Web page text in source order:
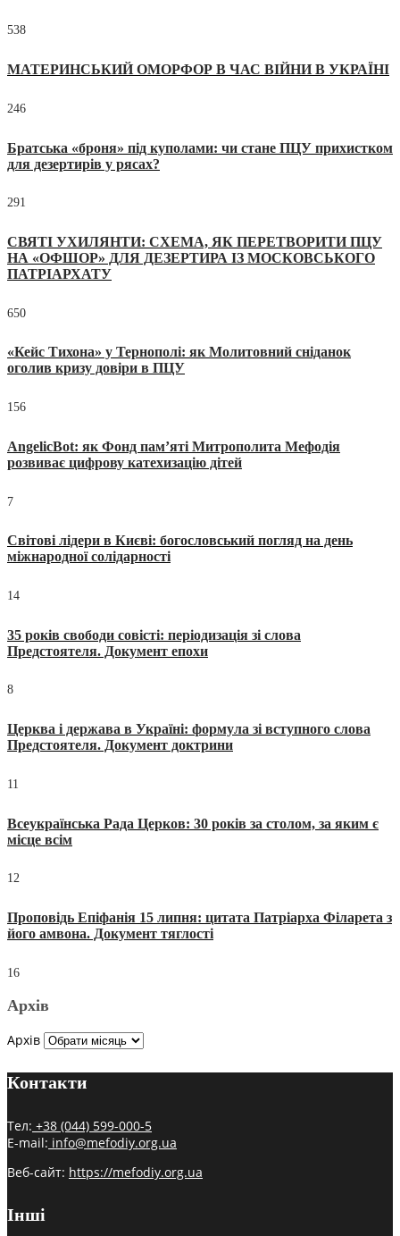
538
МАТЕРИНСЬКИЙ ОМОРФОР В ЧАС ВІЙНИ В УКРАЇНІ
246
Братська «броня» під куполами: чи стане ПЦУ прихистком
для дезертирів у рясах?
291
СВЯТІ УХИЛЯНТИ: СХЕМА, ЯК ПЕРЕТВОРИТИ ПЦУ
НА «ОФШОР» ДЛЯ ДЕЗЕРТИРА ІЗ МОСКОВСЬКОГО
ПАТРІАРХАТУ
650
«Кейс Тихона» у Тернополі: як Молитовний сніданок
оголив кризу довіри в ПЦУ
156
AngelicBot: як Фонд пам’яті Митрополита Мефодія
розвиває цифрову катехизацію дітей
7
Світові лідери в Києві: богословський погляд на день
міжнародної солідарності
14
35 років свободи совісті: періодизація зі слова
Предстоятеля. Документ епохи
8
Церква і держава в Україні: формула зі вступного слова
Предстоятеля. Документ доктрини
11
Всеукраїнська Рада Церков: 30 років за столом, за яким є
місце всім
12
Проповідь Епіфанія 15 липня: цитата Патріарха Філарета з
його амвона. Документ тяглості
16
Архів
Архів
Контакти
Тел: +38 (044) 599-000-5
E-mail: info@mefodiy.org.ua
Веб-сайт: https://mefodiy.org.ua
Інші